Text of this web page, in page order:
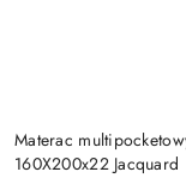
Materac
160X200x22 Jacquard